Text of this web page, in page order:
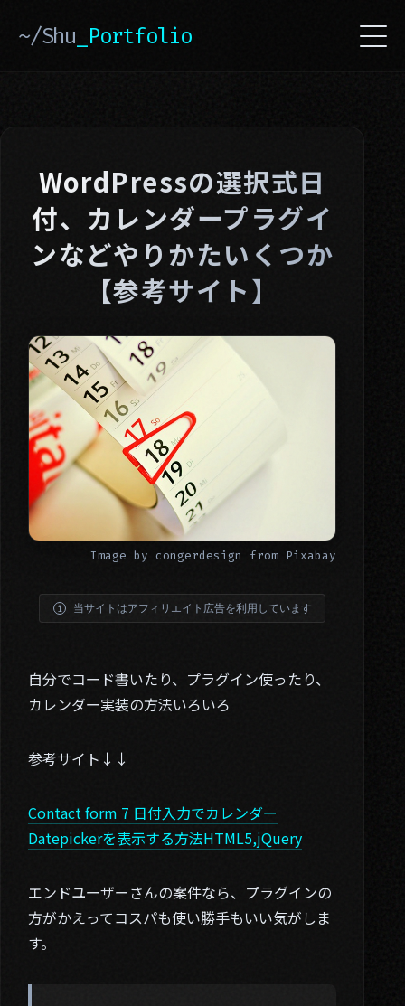
~/Shu _Portfolio
WordPressの選択式日
付、カレンダープラグイ
ンなどやりかたいくつか
【参考サイト】
Image bycongerdesign from Pixabay
当サイトはアフィリエイト広告を利用しています
自分でコード書いたり、プラグイン使ったり、
カレンダー実装の方法いろいろ
参考サイト↓↓
Contact form 7 日付入力でカレンダー
Datepickerを表示する方法HTML5,jQuery
エンドユーザーさんの案件なら、プラグインの
方がかえってコスパも使い勝手もいい気がしま
す。